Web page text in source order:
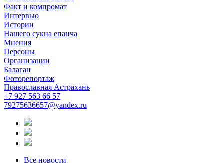
Факт и компромат
Интервью
Истории
Нашего сукна епанча
Мнения
Персоны
Организации
Балаган
Фоторепортаж
Православная Астрахань
+7 927 563 66 57
79275636657@yandex.ru
Все новости